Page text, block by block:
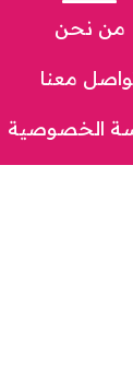
من نحن
معنا
الخصوصية